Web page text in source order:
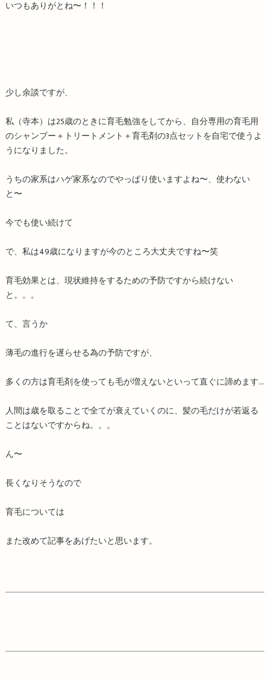
いつもありがとね〜！！！
少し余談ですが、
私（寺本）は25歳のときに育毛勉強をしてから、自分専用の育毛用
のシャンプー＋トリートメント＋育毛剤の3点セットを自宅で使うよ
うになりました。
うちの家系はハゲ家系なのでやっぱり使いますよね〜、使わない
と〜
今でも使い続けて
で、私は49歳になりますが今のところ大丈夫ですね〜笑
育毛効果とは、現状維持をするための予防ですから続けない
と。。。
て、言うか
薄毛の進行を遅らせる為の予防ですが、
多くの方は育毛剤を使っても毛が増えないといって直ぐに諦めます...
人間は歳を取ることで全てが衰えていくのに、髪の毛だけが若返る
ことはないですからね。。。
ん〜
長くなりそうなので
育毛については
また改めて記事をあげたいと思います。